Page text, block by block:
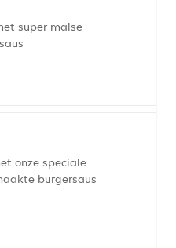
super malse
onze speciale
burgersaus